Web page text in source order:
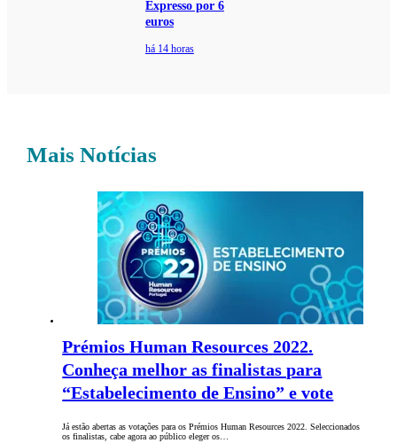
Expresso por 6
euros
há 14 horas
Mais Notícias
Prémios Human Resources 2022.
Conheça melhor as finalistas para
“Estabelecimento de Ensino” e vote
Já estão abertas as votações para os Prémios Human Resources 2022. Seleccionados
os finalistas, cabe agora ao público eleger os…